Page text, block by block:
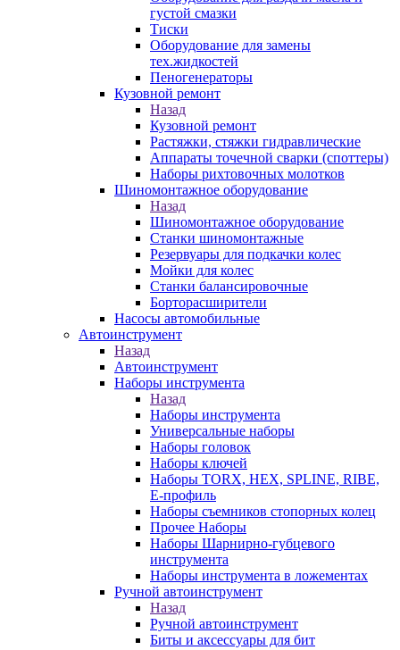
густой смазки
Тиски
Оборудование для замены
тех.жидкостей
Пеногенераторы
Кузовной ремонт
Назад
Кузовной ремонт
Растяжки, стяжки гидравлические
Аппараты точечной сварки (споттеры)
Наборы рихтовочных молотков
Шиномонтажное оборудование
Назад
Шиномонтажное оборудование
Станки шиномонтажные
Резервуары для подкачки колес
Мойки для колес
Станки балансировочные
Борторасширители
Насосы автомобильные
Автоинструмент
Назад
Автоинструмент
Наборы инструмента
Назад
Наборы инструмента
Универсальные наборы
Наборы головок
Наборы ключей
Наборы TORX, HEX, SPLINE, RIBE,
E-профиль
Наборы съемников стопорных колец
Прочее Наборы
Наборы Шарнирно-губцевого
инструмента
Наборы инструмента в ложементах
Ручной автоинструмент
Назад
Ручной автоинструмент
Биты и аксессуары для бит